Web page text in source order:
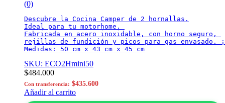
(0)
Descubre la Cocina Camper de 2 hornallas.
Ideal para tu motorhome.
Fabricada en acero inoxidable, con horno seguro,
rejillas de fundición y picos para gas envasado.
Medidas: 50 cm x 43 cm x 45 cm
SKU: ECO2Hmini50
$484.000
Con transferencia: $435.600
Añadir al carrito